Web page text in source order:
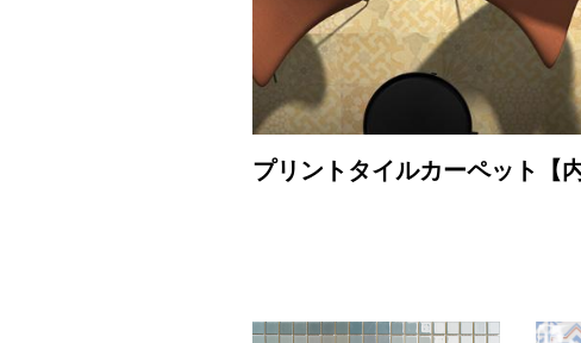
プリントタイルカーペット【内